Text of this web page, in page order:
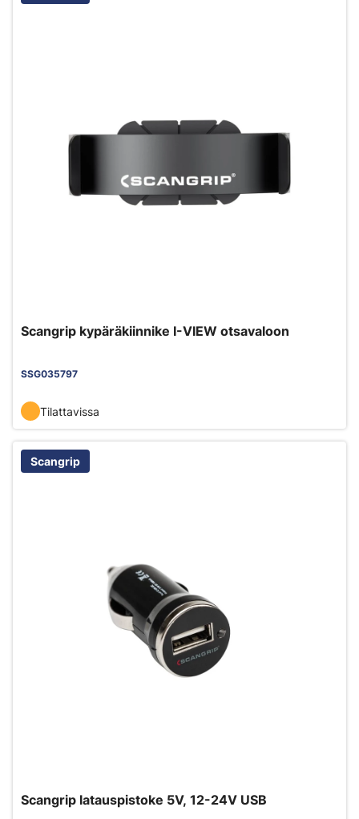
Scangrip kypäräkiinnike I-VIEW otsavaloon
SSG035797
Tilattavissa
Scangrip
Scangrip latauspistoke 5V, 12-24V USB